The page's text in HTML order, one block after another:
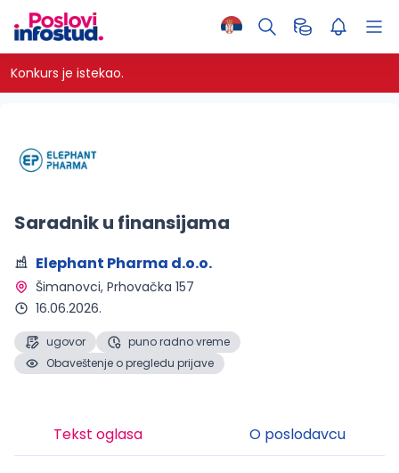
Konkurs je istekao.
Saradnik u finansijama
Elephant Pharma d.o.o.
Šimanovci, Prhovačka 157
16.06.2026.
ugovor
puno radno vreme
Obaveštenje o pregledu prijave
Tekst oglasa O poslodavcu